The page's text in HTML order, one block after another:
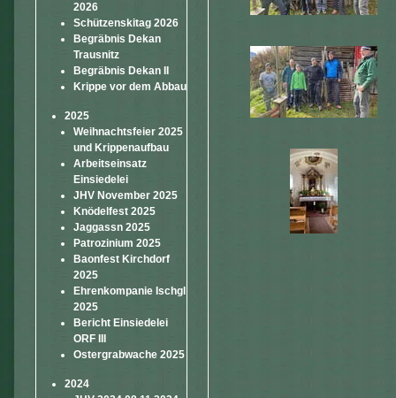
2026
Schützenskitag 2026
Begräbnis Dekan
Trausnitz
Begräbnis Dekan II
Krippe vor dem Abbau
2025
Weihnachtsfeier 2025
und Krippenaufbau
Arbeitseinsatz
Einsiedelei
JHV November 2025
Knödelfest 2025
Jaggassn 2025
Patrozinium 2025
Baonfest Kirchdorf
2025
Ehrenkompanie Ischgl
2025
Bericht Einsiedelei
ORF III
Ostergrabwache 2025
2024